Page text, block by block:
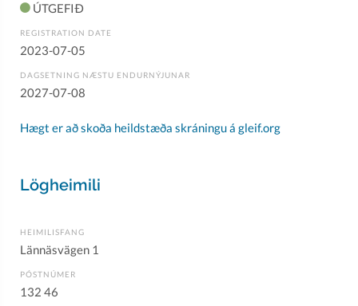
ÚTGEFIÐ
REGISTRATION DATE
2023-07-05
DAGSETNING NÆSTU ENDURNÝJUNAR
2027-07-08
Hægt er að skoða heildstæða skráningu á gleif.org
Lögheimili
HEIMILISFANG
Lännäsvägen 1
PÓSTNÚMER
132 46